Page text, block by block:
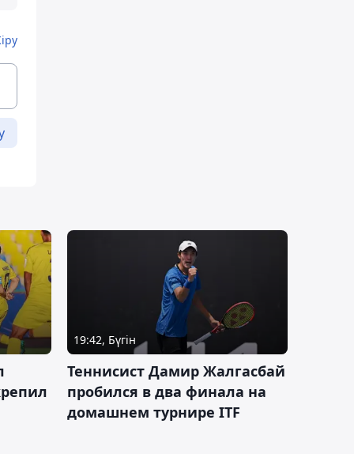
19:42, Бүгін
Теннисист Дамир Жалгасбай
пробился в два финала на
домашнем турнире ITF